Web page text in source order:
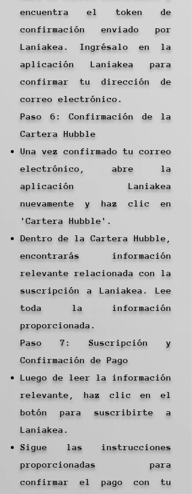
encuentra el token de
confirmación enviado por
Laniakea. Ingrésalo en la
aplicación Laniakea para
confirmar tu dirección de
correo electrónico.
Paso 6: Confirmación de la
Cartera Hubble
Una vez confirmado tu correo
electrónico, abre la
aplicación Laniakea
nuevamente y haz clic en
'Cartera Hubble'.
Dentro de la Cartera Hubble,
encontrarás información
relevante relacionada con la
suscripción a Laniakea. Lee
toda la información
proporcionada.
Paso 7: Suscripción y
Confirmación de Pago
Luego de leer la información
relevante, haz clic en el
botón para suscribirte a
Laniakea.
Sigue las instrucciones
proporcionadas para
confirmar el pago con tu